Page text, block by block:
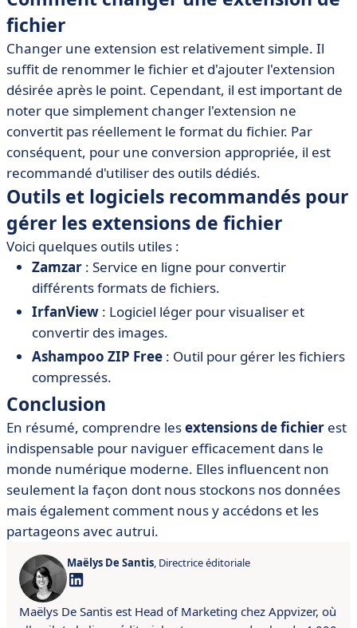
fichier
Changer une extension est relativement simple. Il
suffit de renommer le fichier et d'ajouter l'extension
désirée après le point. Cependant, il est important de
noter que simplement changer l'extension ne
convertit pas réellement le format du fichier. Par
conséquent, pour une conversion appropriée, il est
recommandé d'utiliser des outils dédiés.
Outils et logiciels recommandés pour
gérer les extensions de fichier
Voici quelques outils utiles :
Zamzar : Service en ligne pour convertir
différents formats de fichiers.
IrfanView : Logiciel léger pour visualiser et
convertir des images.
Ashampoo ZIP Free : Outil pour gérer les fichiers
compressés.
Conclusion
En résumé, comprendre lesextensions de fichier est
indispensable pour naviguer efficacement dans le
monde numérique moderne. Elles influencent non
seulement la façon dont nous stockons nos données
mais également comment nous y accédons et les
partageons avec autrui.
Maëlys De Santis, Directrice éditoriale
Maëlys De Santis est Head of Marketing chez Appvizer, où